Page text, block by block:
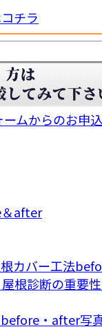
チラ
根診断の重要